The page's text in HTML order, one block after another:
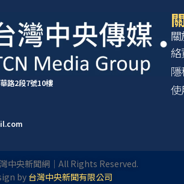
路2段7號10樓
中央新聞網｜All Rights Reserved.
by 台灣中央新聞有限公司